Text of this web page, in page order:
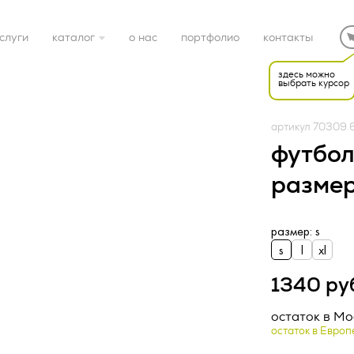
каталог о нас портфолио контакты
здесь можно
выбрать курсор
артикул
размер: s
s
l xl
1340
остаток в
остаток в
ОФЕРТА (ред.
Редакция от «26»